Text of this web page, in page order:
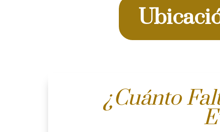
¿Cuánto